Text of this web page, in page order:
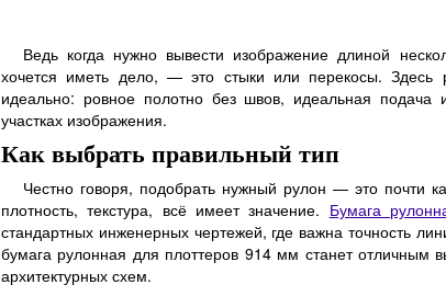
Ведь когда нужно вывести изображение длиной
хочется иметь дело, — это стыки или перекосы. Здесь
идеально: ровное полотно без швов, идеальная
участках изображения.
Как выбрать правильный тип
Честно говоря, подобрать нужный рулон — это почти
плотность, текстура, всё имеет значение. Бумага
стандартных инженерных чертежей, где важна точность
бумага рулонная для плоттеров 914 мм станет
архитектурных схем.